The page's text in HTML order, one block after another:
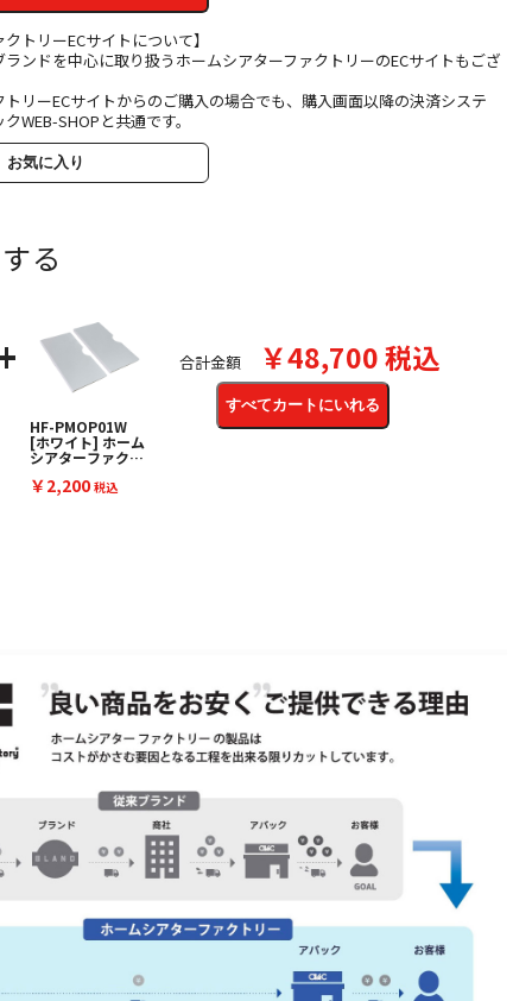
トリーECサイトについて】
ンドを中心に取り扱うホームシアターファクトリーのECサイトもござ
リーECサイトからのご購入の場合でも、購入画面以降の決済システ
WEB-SHOPと共通です。
お気に入り
る
HF-PMOP01W
[ホワイト] ホーム
シアターファクト
ー用天吊り金具カ
￥2,200税込
合計金額 ￥48,700 税込
すべてカートにいれる